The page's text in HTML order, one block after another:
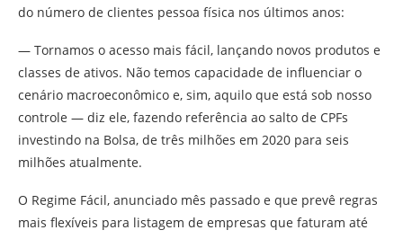
do número de clientes pessoa física nos últimos anos:
— Tornamos o acesso mais fácil, lançando novos produtos e
classes de ativos. Não temos capacidade de influenciar o
cenário macroeconômico e, sim, aquilo que está sob nosso
controle — diz ele, fazendo referência ao salto de CPFs
investindo na Bolsa, de três milhões em 2020 para seis
milhões atualmente.
O Regime Fácil, anunciado mês passado e que prevê regras
mais flexíveis para listagem de empresas que faturam até